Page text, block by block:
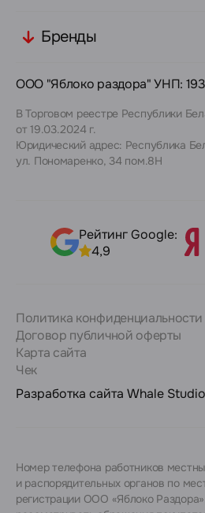
Бренды
ООО "Яблоко раздора" УНП:
В Торговом реестре Республики
от 19.03.2024 г.
Юридический адрес: Республика
ул. Пономаренко, 34 пом.8Н
Рейтинг Google:
4,9
Политика конфиденциальности
Договор публичной оферты
Карта сайта
Чек
Разработка сайта Whale Studio
Номер телефона работников
и распорядительных органов по
регистрации ООО «Яблоко